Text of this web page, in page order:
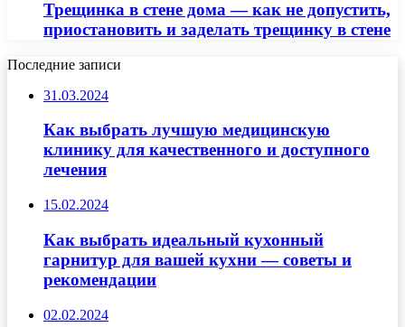
Трещинка в стене дома — как не допустить,
приостановить и заделать трещинку в стене
Последние записи
31.03.2024
Как выбрать лучшую медицинскую
клинику для качественного и доступного
лечения
15.02.2024
Как выбрать идеальный кухонный
гарнитур для вашей кухни — советы и
рекомендации
02.02.2024